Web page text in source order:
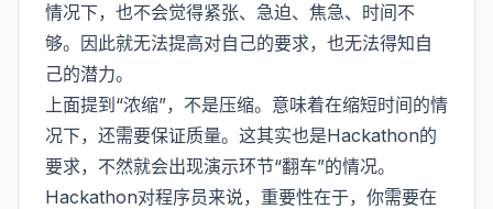
情况下，也不会觉得紧张、急迫、焦急、时间不
够。因此就无法提高对自己的要求，也无法得知自
己的潜力。
上面提到“浓缩”，不是压缩。意味着在缩短时间的情
况下，还需要保证质量。这其实也是Hackathon的
要求，不然就会出现演示环节“翻车”的情况。
Hackathon对程序员来说，重要性在于，你需要在